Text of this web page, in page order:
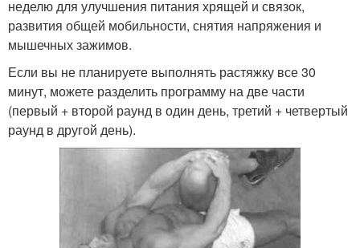
неделю для улучшения питания хрящей и связок,
развития общей мобильности, снятия напряжения и
мышечных зажимов.
Если вы не планируете выполнять растяжку все 30
минут, можете разделить программу на две части
(первый + второй раунд в один день, третий + четвертый
раунд в другой день).